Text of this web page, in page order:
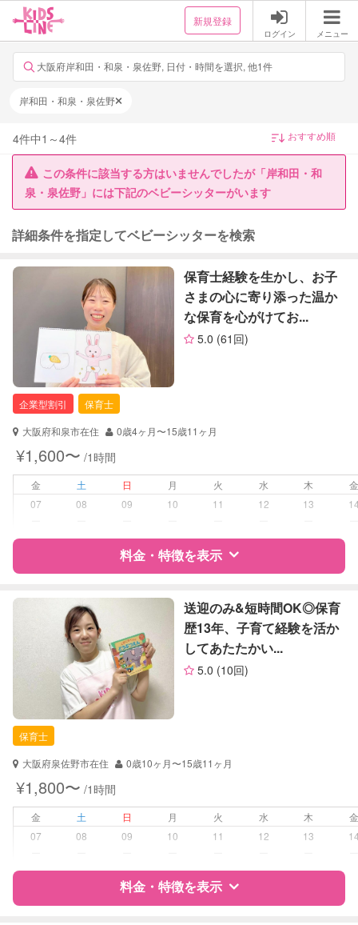
新規登録
ログイン メニュー
大阪府岸和田・和泉・泉佐野, 日付・時間を選択, 他1件
岸和田・和泉・泉佐野
4件中1 ～4件
この条件に該当する方はいませんでしたが「岸和田・和
泉・泉佐野」には下記のベビーシッターがいます
詳細条件を指定してベビーシッターを検索
保育士経験を生かし、お子
さまの心に寄り添った温か
な保育を心がけてお...
5.0 (61回)
企業型割引
保育士
大阪府和泉市在住
0歳4ヶ月〜15歳11ヶ月
¥1,600〜 /1時間
金 土 日 月 火 水 木
07
08 09 10 11 12 13
料金・特徴を表示
特徴 料金 レビュー
サポートの特徴
企業型割引対象(旧内閣府補助対象)
保育士
対応可能/特徴
送迎サポート
病児対応 病児、病後児、ともに不可
音楽レッスン
絵・工作レッスン
送迎のみ&短時間OK◎保育
歴13年、子育て経験を活か
してあたたかい...
5.0 (10回)
保育士
大阪府泉佐野市在住
0歳10ヶ月〜15歳11ヶ月
¥1,800〜 /1時間
金 土 日 月 火 水 木
07
08 09 10 11 12 13
料金・特徴を表示